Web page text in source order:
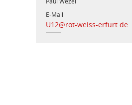
E-Mail
U12@rot-weiss-erfurt.de